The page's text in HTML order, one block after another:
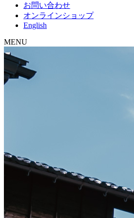
お問い合わせ
オンラインショップ
English
MENU